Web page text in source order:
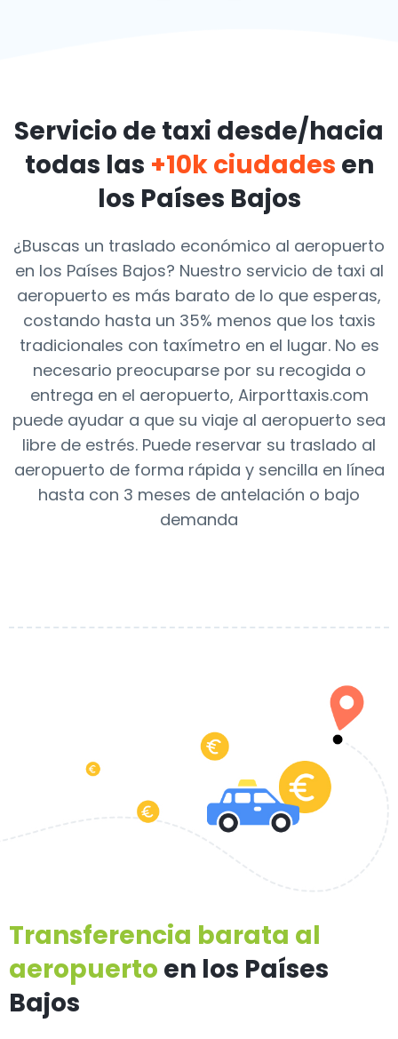
Servicio de taxi desde/hacia
todas las +10k ciudades en
los Países Bajos
¿Buscas un traslado económico al aeropuerto
en los Países Bajos? Nuestro servicio de taxi al
aeropuerto es más barato de lo que esperas,
costando hasta un 35% menos que los taxis
tradicionales con taxímetro en el lugar. No es
necesario preocuparse por su recogida o
entrega en el aeropuerto, Airporttaxis.com
puede ayudar a que su viaje al aeropuerto sea
libre de estrés. Puede reservar su traslado al
aeropuerto de forma rápida y sencilla en línea
hasta con 3 meses de antelación o bajo
demanda
Transferencia barata al
aeropuerto en los Países
Bajos